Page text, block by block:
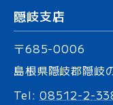
隠岐支店
〒685-0006
島根県隠岐郡隠岐
Tel:08512-2-